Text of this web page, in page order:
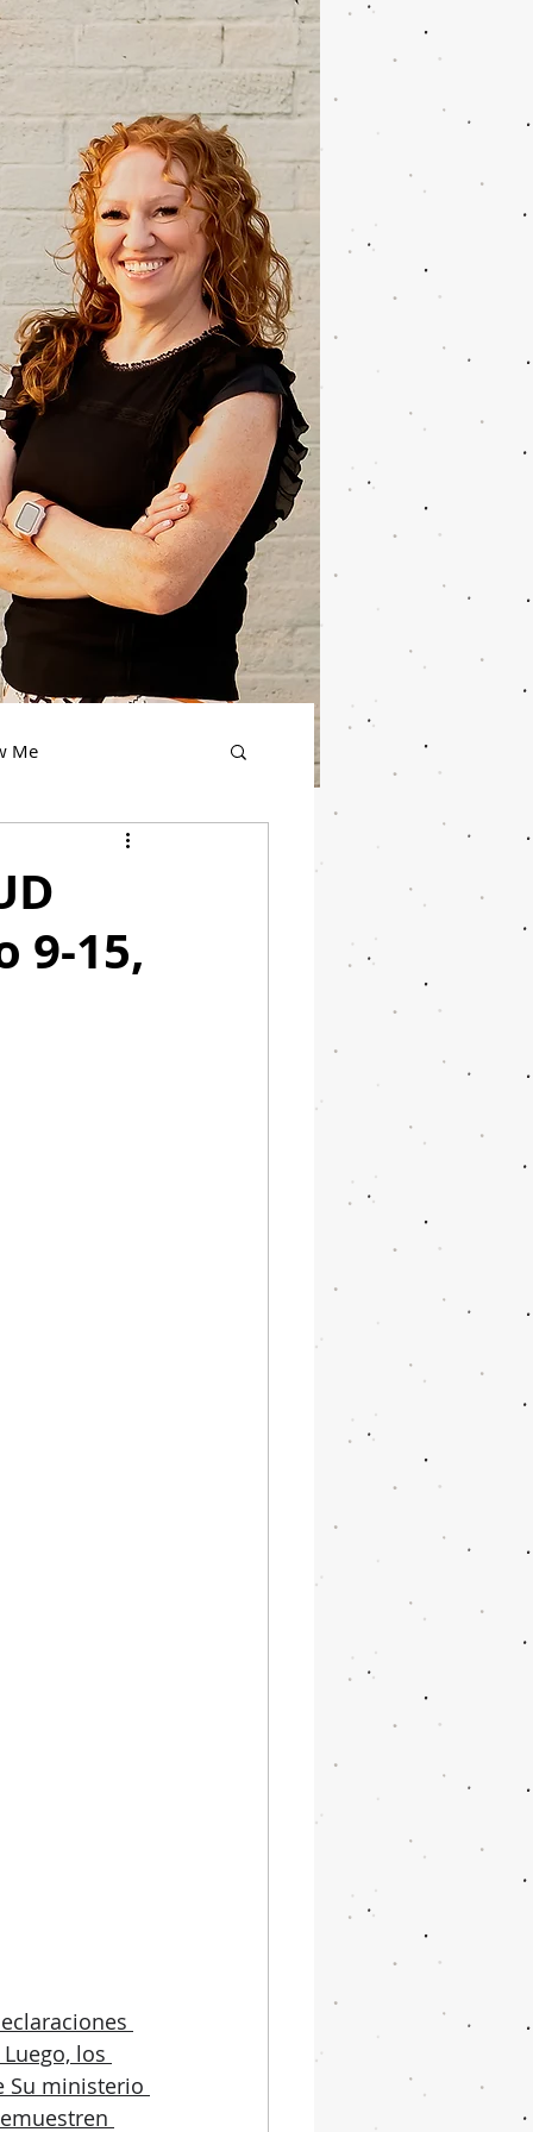
Me
9-15,
Luego, los
Su ministerio